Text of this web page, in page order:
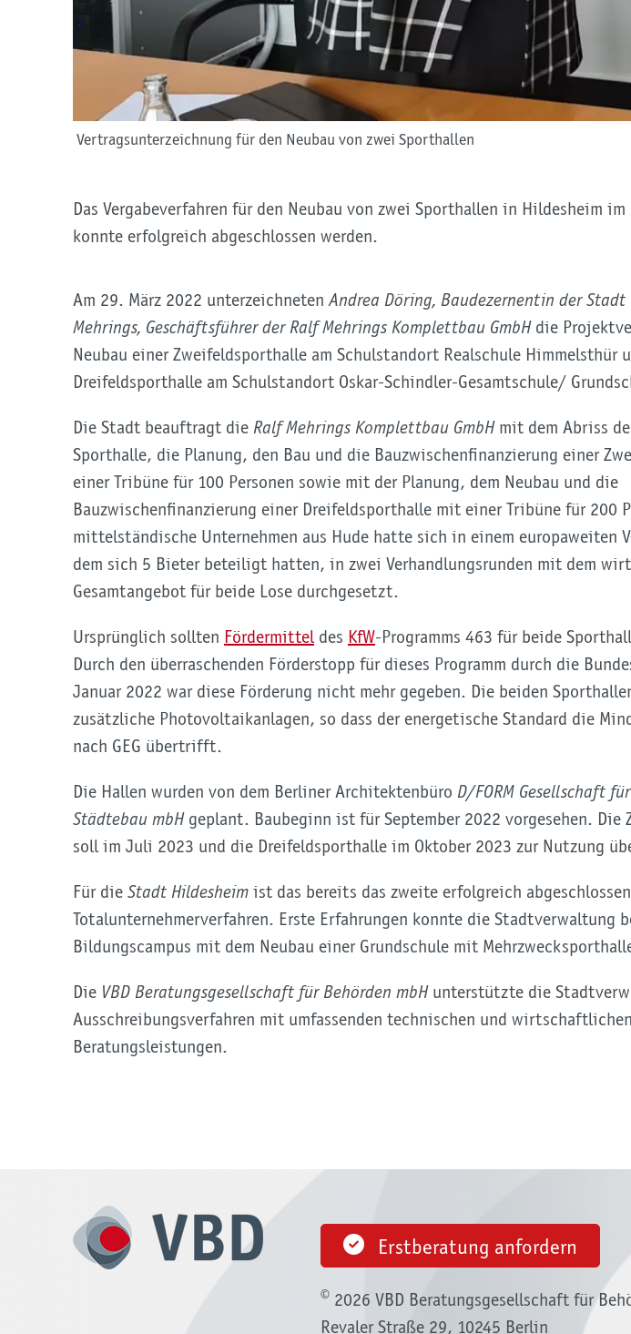
Vertragsunterzeichnung für den Neubau von zwei Sporthallen
Das Vergabeverfahren für den Neubau von zwei Sporthallen in Hildesheim
konnte erfolgreich abgeschlossen werden.
Am 29. März 2022 unterzeichneten Andrea Döring, Baudezernentin der Stadt
Mehrings, Geschäftsführer der Ralf Mehrings Komplettbau GmbHdie
Neubau einer Zweifeldsporthalle am Schulstandort Realschule Himmelsthür
Dreifeldsporthalle am Schulstandort Oskar-Schindler-Gesamtschule/
Die Stadt beauftragt die Ralf Mehrings Komplettbau GmbHmit dem Abriss
Sporthalle, die Planung, den Bau und die Bauzwischenfinanzierung einer
einer Tribüne für 100 Personen sowie mit der Planung, dem Neubau und die
Bauzwischenfinanzierung einer Dreifeldsporthalle mit einer Tribüne für 200
mittelständische Unternehmen aus Hude hatte sich in einem europaweiten
dem sich 5 Bieter beteiligt hatten, in zwei Verhandlungsrunden mit dem
Gesamtangebot für beide Lose durchgesetzt.
Ursprünglich sollten Fördermittel des KfW-Programms 463 für beide
Durch den überraschenden Förderstopp für dieses Programm durch die
Januar 2022 war diese Förderung nicht mehr gegeben. Die beiden
zusätzliche Photovoltaikanlagen, so dass der energetische Standard die
nach GEG übertrifft.
Die Hallen wurden von dem Berliner Architektenbüro D/FORM Gesellschaft
Städtebau mbHgeplant. Baubeginn ist für September 2022 vorgesehen. Die
soll im Juli 2023 und die Dreifeldsporthalle im Oktober 2023 zur Nutzung
Für die Stadt Hildesheim ist das bereits das zweite erfolgreich
Totalunternehmerverfahren. Erste Erfahrungen konnte die Stadtverwaltung
Bildungscampus mit dem Neubau einer Grundschule mit
Die VBD Beratungsgesellschaft für Behörden mbHunterstützte die
Ausschreibungsverfahren mit umfassenden technischen und wirtschaftlichen
Beratungsleistungen.
Erstberatung anfordern
©2026 VBD Beratungsgesellschaft für
Revaler Straße 29, 10245 Berlin